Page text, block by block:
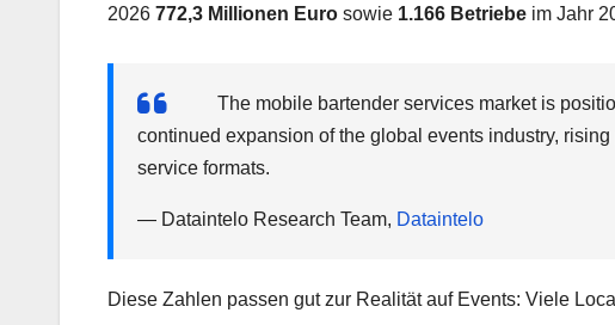
2026 772,3 Millionen Euro sowie 1.166 Betriebe im Jahr
The mobile bartender services market is
continued expansion of the global events industry,
service formats.
— Dataintelo Research Team, Dataintelo
Diese Zahlen passen gut zur Realität auf Events: Viele